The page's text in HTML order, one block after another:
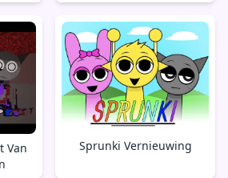
Van
Sprunki Vernieuwing